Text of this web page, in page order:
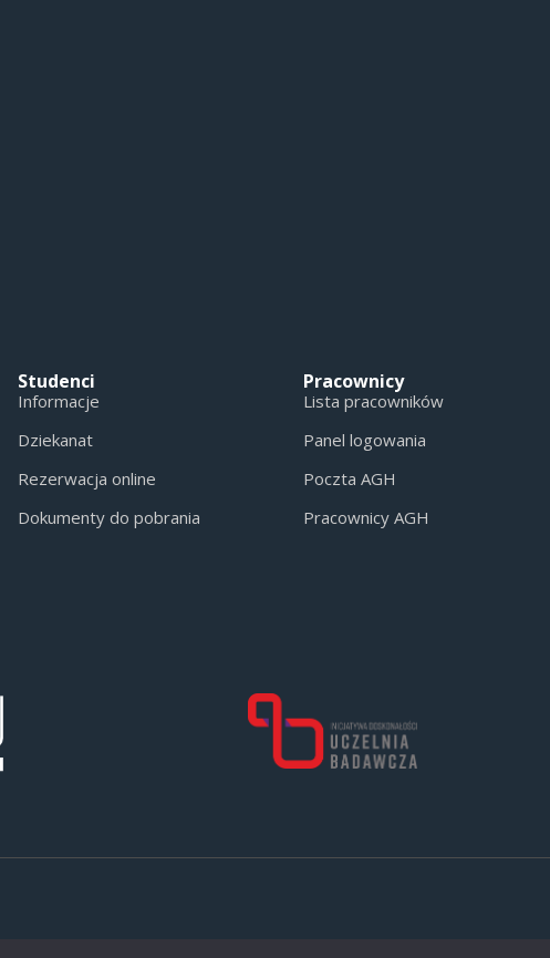
Studenci
Informacje
Dziekanat
Rezerwacja online
Dokumenty do pobrania
Pracownicy
Lista pracowników
Panel logowania
Poczta AGH
Pracownicy AGH